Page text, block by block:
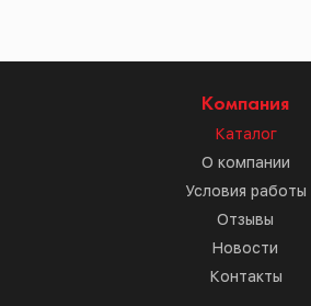
Компания
Каталог
О компании
Условия работы
Отзывы
Новости
Контакты